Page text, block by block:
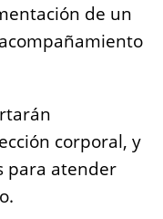
de un
corporal, y
para atender